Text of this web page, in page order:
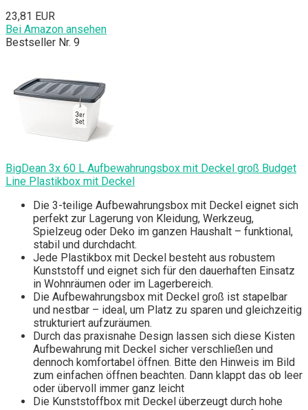
23,81 EUR
Bei Amazon ansehen
Bestseller Nr. 9
BigDean 3x 60 L Aufbewahrungsbox mit Deckel groß Budget
Line Plastikbox mit Deckel
Die 3-teilige Aufbewahrungsbox mit Deckel eignet sich
perfekt zur Lagerung von Kleidung, Werkzeug,
Spielzeug oder Deko im ganzen Haushalt – funktional,
stabil und durchdacht.
Jede Plastikbox mit Deckel besteht aus robustem
Kunststoff und eignet sich für den dauerhaften Einsatz
in Wohnräumen oder im Lagerbereich.
Die Aufbewahrungsbox mit Deckel groß ist stapelbar
und nestbar – ideal, um Platz zu sparen und gleichzeitig
strukturiert aufzuräumen.
Durch das praxisnahe Design lassen sich diese Kisten
Aufbewahrung mit Deckel sicher verschließen und
dennoch komfortabel öffnen. Bitte den Hinweis im Bild
zum einfachen öffnen beachten. Dann klappt das ob leer
oder übervoll immer ganz leicht
Die Kunststoffbox mit Deckel überzeugt durch hohe